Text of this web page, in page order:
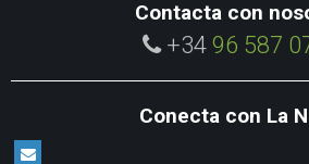
Contacta con
+34 96 587
Conecta con La